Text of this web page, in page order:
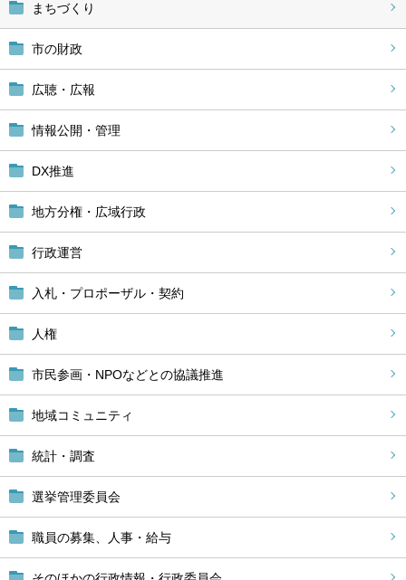
まちづくり
市の財政
広聴・広報
情報公開・管理
DX推進
地方分権・広域行政
行政運営
入札・プロポーザル・契約
人権
市民参画・NPOなどとの協議推進
地域コミュニティ
統計・調査
選挙管理委員会
職員の募集、人事・給与